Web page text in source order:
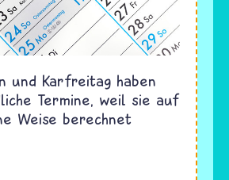
und Karfreitag haben
Termine, weil sie auf
Weise berechnet